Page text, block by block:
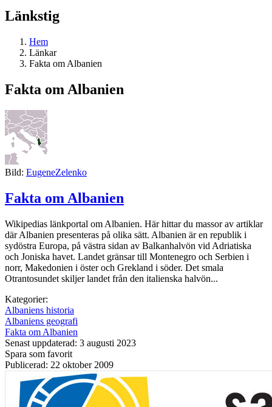
Länkstig
Hem
Länkar
Fakta om Albanien
Fakta om Albanien
Bild: EugeneZelenko
Fakta om Albanien
Wikipedias länkportal om Albanien. Här hittar du massor av artiklar
där Albanien presenteras på olika sätt. Albanien är en republik i
sydöstra Europa, på västra sidan av Balkanhalvön vid Adriatiska
och Joniska havet. Landet gränsar till Montenegro och Serbien i
norr, Makedonien i öster och Grekland i söder. Det smala
Otrantosundet skiljer landet från den italienska halvön...
Kategorier:
Albaniens historia
Albaniens geografi
Fakta om Albanien
Senast uppdaterad: 3 augusti 2023
Spara som favorit
Publicerad: 22 oktober 2009